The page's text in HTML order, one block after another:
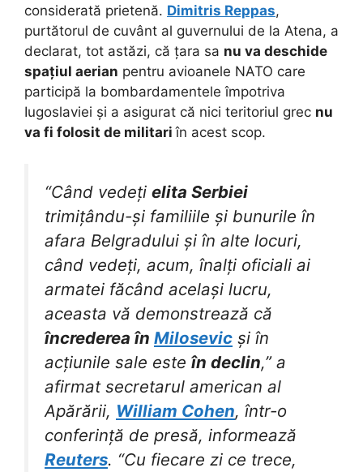
considerată prietenă. Dimitris Reppas,
purtătorul de cuvânt al guvernului de la Atena, a
declarat, tot astăzi, că țara sa nu va deschide
spațiul aerian pentru avioanele NATO care
participă la bombardamentele împotriva
Iugoslaviei și a asigurat că nici teritoriul grec nu
va fi folosit de militariîn acest scop.
“Când vedeți elita Serbiei
trimițându-și familiile și bunurile în
afara Belgradului și în alte locuri,
când vedeți, acum, înalți oficiali ai
armatei făcând același lucru,
aceasta vă demonstrează că
încrederea în Milosevic și în
acțiunile sale este în declin,” a
afirmat secretarul american al
Apărării, William Cohen, într-o
conferință de presă, informează
Reuters. “Cu fiecare zi ce trece,